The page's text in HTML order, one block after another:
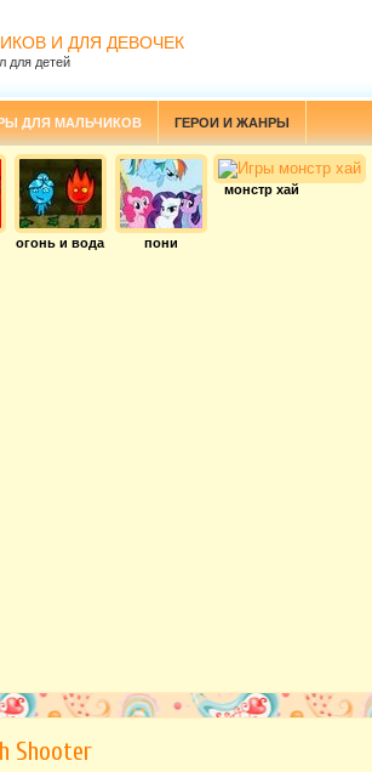
И ДЛЯ ДЕВОЧЕК
для детей
ДЛЯ МАЛЬЧИКОВ ГЕРОИ И ЖАНРЫ
огонь и вода пони
монстр хай
Shooter